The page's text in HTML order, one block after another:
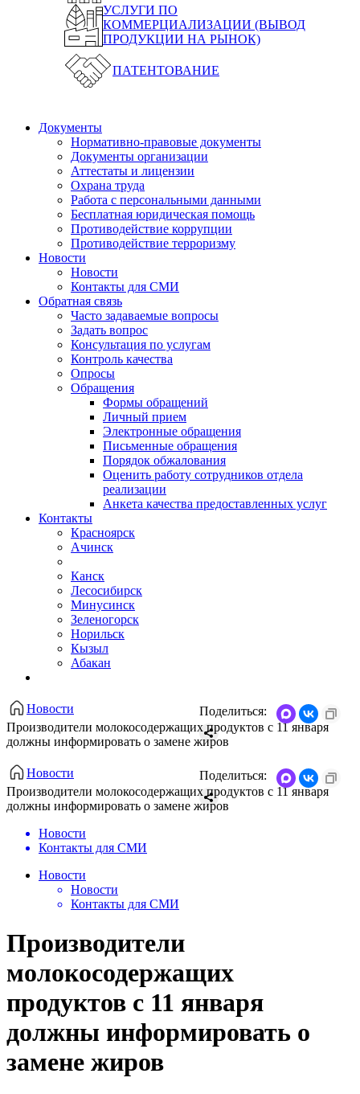
УСЛУГИ ПО
КОММЕРЦИАЛИЗАЦИИ (ВЫВОД
ПРОДУКЦИИ НА РЫНОК)
ПАТЕНТОВАНИЕ
Документы
Нормативно-правовые документы
Документы организации
Аттестаты и лицензии
Охрана труда
Работа с персональными данными
Бесплатная юридическая помощь
Противодействие коррупции
Противодействие терроризму
Новости
Новости
Контакты для СМИ
Обратная связь
Часто задаваемые вопросы
Задать вопрос
Консультация по услугам
Контроль качества
Опросы
Обращения
Формы обращений
Личный прием
Электронные обращения
Письменные обращения
Порядок обжалования
Оценить работу сотрудников отдела
реализации
Анкета качества предоставленных услуг
Контакты
Красноярск
Ачинск
Канск
Лесосибирск
Минусинск
Зеленогорск
Норильск
Кызыл
Абакан
Новости
Производители молокосодержащих продуктов с 11 января
должны информировать о замене жиров
Поделиться:
Новости
Производители молокосодержащих продуктов с 11 января
должны информировать о замене жиров
Поделиться:
Новости
Контакты для СМИ
Новости
Новости
Контакты для СМИ
Производители
молокосодержащих
продуктов с 11 января
должны информировать о
замене жиров